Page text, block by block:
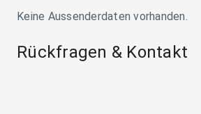
Keine Aussenderdaten vorhanden.
Rückfragen & Kontakt